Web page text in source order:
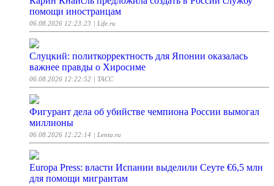
помощи иностранцам
06.08.2026 12:23:23 | Life.ru
Слуцкий: политкорректность для Японии оказалась
важнее правды о Хиросиме
06.08.2026 12:22:52 | ТАСС
Фигурант дела об убийстве чемпиона России вымогал
миллионы
06.08.2026 12:22:14 | Lenta.ru
Europa Press: власти Испании выделили Сеуте €6,5 млн
для помощи мигрантам